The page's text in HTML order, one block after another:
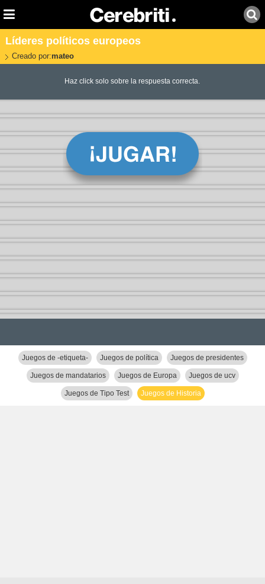
Líderes políticos europeos
Creado por:mateo
Haz click solo sobre la respuesta correcta.
Juegos de -etiqueta- Juegos de política Juegos de presidentes
Juegos de mandatarios Juegos de Europa Juegos de ucv
Juegos de Tipo Test Juegos de Historia